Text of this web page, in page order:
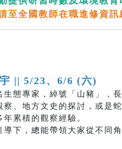
至全國教師在職進修資訊
|| 5/23、6/6 (六)
生態專家，綽號「山豬」，
察、地方文史的探討，或是
年累積的觀察經驗。
導下，總能帶領大家從不同